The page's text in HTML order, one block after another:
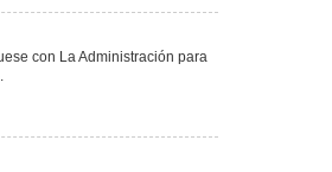
con La Administración para